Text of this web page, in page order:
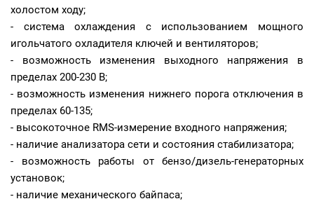
холостом ходу;
- система охлаждения с использованием мощного
игольчатого охладителя ключей и вентиляторов;
- возможность изменения выходного напряжения в
пределах 200-230 В;
- возможность изменения нижнего порога отключения в
пределах 60-135;
- высокоточное RMS-измерение входного напряжения;
- наличие анализатора сети и состояния стабилизатора;
- возможность работы от бензо/дизель-генераторных
установок;
- наличие механического байпаса;